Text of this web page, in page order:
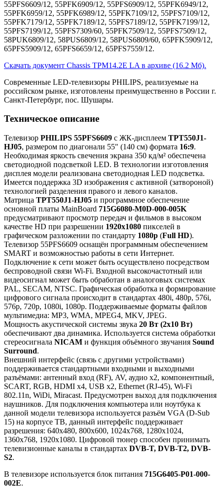
55PFS6609/12, 55PFK6909/12, 55PFS6909/12, 55PFK6949/12,
55PFK6959/12, 55PFK6989/12, 55PFK7109/12, 55PFS7109/12,
55PFK7179/12, 55PFK7189/12, 55PFS7189/12, 55PFK7199/12,
55PFS7199/12, 55PFS7309/60, 55PFK7509/12, 55PFS7509/12,
58PUK6809/12, 58PUS6809/12, 58PUS6809/60, 65PFK5909/12,
65PFS5909/12, 65PFS6659/12, 65PFS7559/12.
Скачать документ Chassis TPM14.2E LA в архиве (16.2 Мб).
Современные LED-телевизоры PHILIPS, реализуемые на
российском рынке, изготовлены преимущественно в России г.
Санкт-Петербург, пос. Шушары.
Техническое описание
Телевизор PHILIPS 55PFS6609 с ЖК-дисплеем TPT550J1-
HJ05, размером по диагонали 55" (140 см) формата 16:9.
Необходимая яркость свечения экрана 350 кд/м² обеспечена
светодиодной подсветкой LED. В технологии изготовления
дисплея модели реализована светодиодная LED подсветка.
Имеется поддержка 3D изображения с активной (затвороной)
технологией разделения правого и левого каналов.
Матрица TPT550J1-HJ05 и программное обеспечение
основной платы MainBoard 715G6080-M0D-000-005K
предусматривают просмотр передач и фильмов в высоком
качестве HD при разрешении 1920x1080 пикселей в
графическом разложении по стандарту 1080p (Full HD).
Телевизор 55PFS6609 оснащён программным обеспечением
SMART и возможностью работы в сети Интернет.
Подключение к сети может быть осуществлено посредством
беспроводной связи Wi-Fi. Входной высокочастотный или
видеосигнал может быть обработан в аналоговых системах
PAL, SECAM, NTSC. Графическая обработка и формирование
цифрового сигнала происходит в стандартах 480i, 480p, 576i,
576p, 720p, 1080i, 1080p. Поддерживаемые форматы файлов
мультимедиа: MP3, WMA, MPEG4, MKV, JPEG.
Мощность акустической системы звука 20 Вт (2x10 Вт)
обеспечивают два динамика. Используется система обработки
стереосигнала NICAM и функция объёмного звучания Sound
Surround.
Внешний интерфейс (связь с другими устройствами)
поддерживается стандартными входными и выходными
разъёмами: антенный вход (RF), AV, аудио x2, компонентный,
SCART, RGB, HDMI x4, USB x2, Ethernet (RJ-45), Wi-Fi
802.11n, WiDi, Miracast. Предусмотрен выход для подключения
наушников. Для подключения компьютера или ноутбука к
данной модели телевизора используется разъём VGA (D-Sub
15) на корпусе ТВ, данный интерфейс поддерживает
разрешения: 640x480, 800x600, 1024x768, 1280x1024,
1360x768, 1920x1080. Цифровой тюнер способен принимать
телевизионные каналы в стандартах DVB-T, DVB-T2, DVB-
S2.
В телевизоре используется блок питания 715G6405-P01-000-
002E.